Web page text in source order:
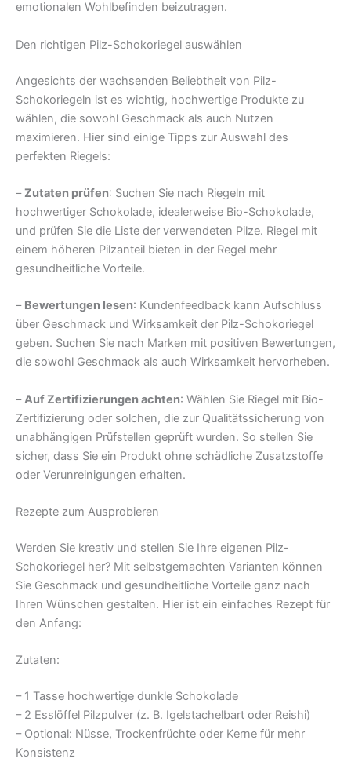
emotionalen Wohlbefinden beizutragen.
Den richtigen Pilz-Schokoriegel auswählen
Angesichts der wachsenden Beliebtheit von Pilz-
Schokoriegeln ist es wichtig, hochwertige Produkte zu
wählen, die sowohl Geschmack als auch Nutzen
maximieren. Hier sind einige Tipps zur Auswahl des
perfekten Riegels:
–Zutaten prüfen: Suchen Sie nach Riegeln mit
hochwertiger Schokolade, idealerweise Bio-Schokolade,
und prüfen Sie die Liste der verwendeten Pilze. Riegel mit
einem höheren Pilzanteil bieten in der Regel mehr
gesundheitliche Vorteile.
– Bewertungen lesen: Kundenfeedback kann Aufschluss
über Geschmack und Wirksamkeit der Pilz-Schokoriegel
geben. Suchen Sie nach Marken mit positiven Bewertungen,
die sowohl Geschmack als auch Wirksamkeit hervorheben.
–Auf Zertifizierungen achten: Wählen Sie Riegel mit Bio-
Zertifizierung oder solchen, die zur Qualitätssicherung von
unabhängigen Prüfstellen geprüft wurden. So stellen Sie
sicher, dass Sie ein Produkt ohne schädliche Zusatzstoffe
oder Verunreinigungen erhalten.
Rezepte zum Ausprobieren
Werden Sie kreativ und stellen Sie Ihre eigenen Pilz-
Schokoriegel her? Mit selbstgemachten Varianten können
Sie Geschmack und gesundheitliche Vorteile ganz nach
Ihren Wünschen gestalten. Hier ist ein einfaches Rezept für
den Anfang:
Zutaten:
– 1 Tasse hochwertige dunkle Schokolade
– 2 Esslöffel Pilzpulver (z. B. Igelstachelbart oder Reishi)
– Optional: Nüsse, Trockenfrüchte oder Kerne für mehr
Konsistenz